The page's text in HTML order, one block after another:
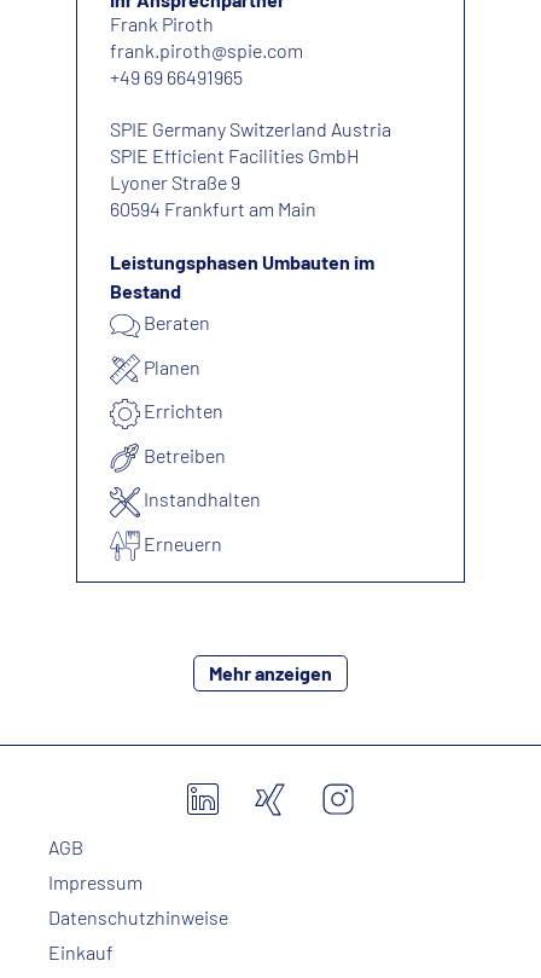
Frank Piroth
frank.piroth@spie.com
+49 69 66491965
SPIE Germany Switzerland Austria
SPIE Efficient Facilities GmbH
Lyoner Straße 9
60594 Frankfurt am Main
Leistungsphasen Umbauten im
Bestand
Beraten
Planen
Errichten
Betreiben
Instandhalten
Erneuern
Mehr anzeigen
AGB
Impressum
Datenschutzhinweise
Einkauf